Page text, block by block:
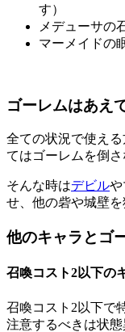
す）
メデューサの
マーメイドの
ゴーレムはあえ
全ての状況で使え
てはゴーレムを倒さ
そんな時はデビルや
せ、他の砦や城壁を
他のキャラとゴ
召喚コスト2以下の
召喚コスト2以下で
注意するべきは状態